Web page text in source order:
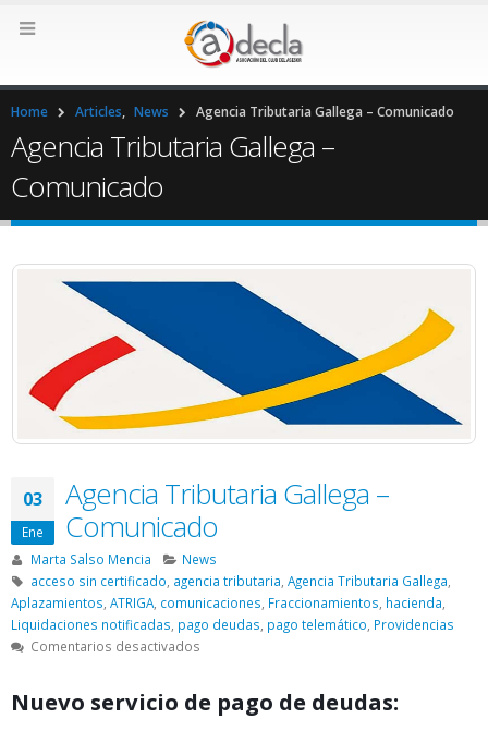
Home Articles, News Agencia Tributaria Gallega – Comunicado
Agencia Tributaria Gallega –
Comunicado
03
Ene
Agencia Tributaria Gallega –
Comunicado
Marta Salso Mencia
News
acceso sin certificado agencia tributaria Agencia Tributaria Gallega
Aplazamientos ATRIGA comunicaciones Fraccionamientos hacienda
Liquidaciones notificadas pago deudas pago telemático Providencias
Comentarios desactivadosen
Gallega
Nuevo servicio de pago de deudas: